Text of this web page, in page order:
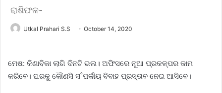
ରାଶିଫଳ-
Utkal Prahari S.S October 14, 2020
ମେଷ: କିଣାବିକା ଲାଗି ଦିନଟି ଭଲ। ଅଫିସରେ ନୂଆ ପ୍ରକଳ୍ପର କାମ
କରିବେ। ଘରକୁ କୌଣସି ସ˚ପର୍କୀୟ ବିବାହ ପ୍ରସ୍ତାବ ନେଇ ଆସିବେ।